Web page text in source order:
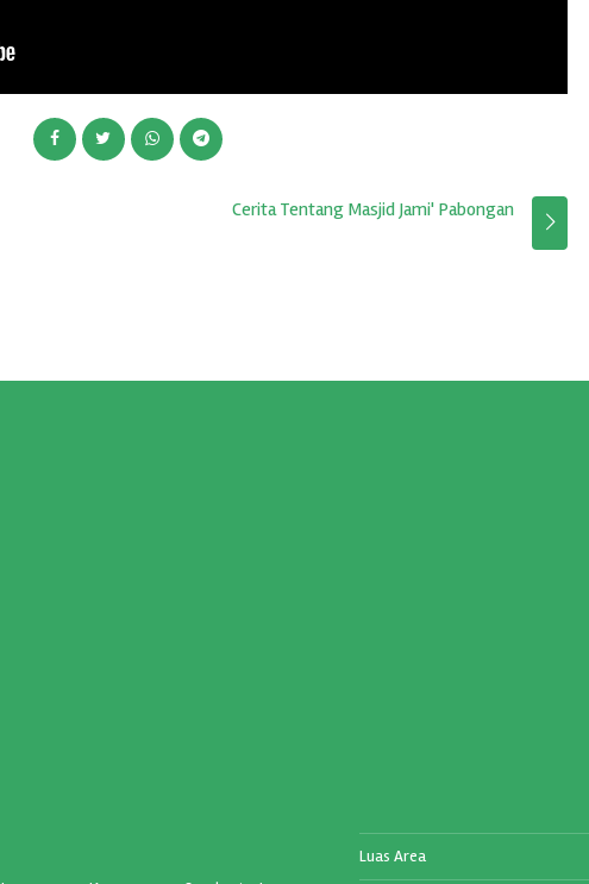
Cerita Tentang Masjid Jami' Pabongan
Luas Area